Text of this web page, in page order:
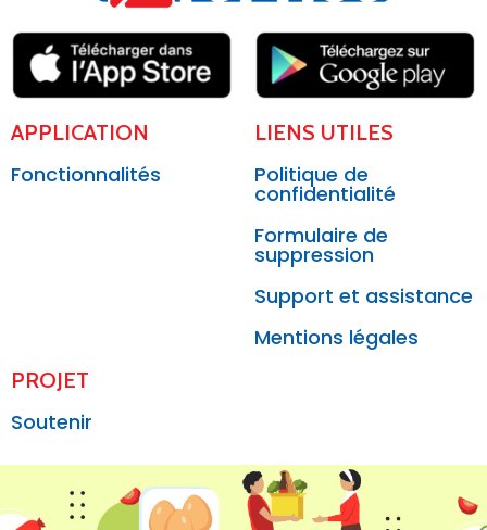
APPLICATION
Fonctionnalités
LIENS UTILES
Politique de
confidentialité
Formulaire de
suppression
Support et assistance
Mentions légales
PROJET
Soutenir